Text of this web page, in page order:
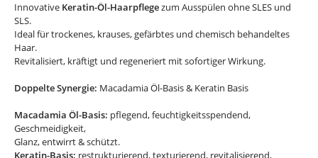
Innovative Keratin-Öl-Haarpflegezum Ausspülen ohne SLES und
SLS.
Ideal für trockenes, krauses, gefärbtes und chemisch behandeltes
Haar.
Revitalisiert, kräftigt und regeneriert mit sofortiger Wirkung.
Doppelte Synergie: Macadamia Öl-Basis & Keratin Basis
Macadamia Öl-Basis: pflegend, feuchtigkeitsspendend,
Geschmeidigkeit,
Glanz, entwirrt & schützt.
Keratin-Basis: restrukturierend, texturierend, revitalisierend,